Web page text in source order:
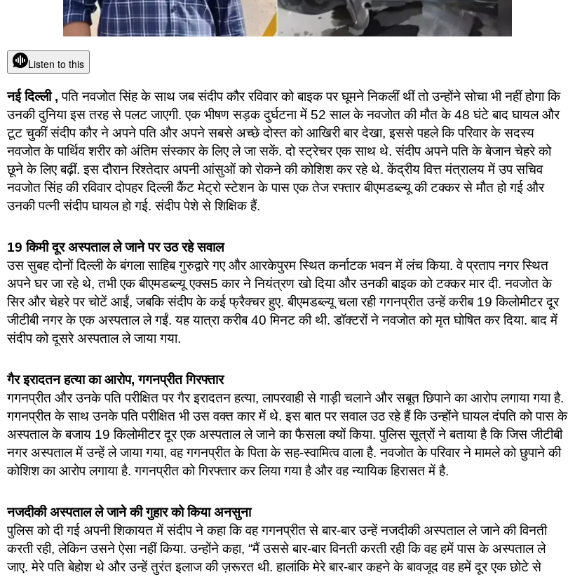
Listen to this
नई दिल्‍ली , पति नवजोत सिंह के साथ जब संदीप कौर रविवार को बाइक पर घूमने निकलीं थीं तो उन्‍होंने सोचा भी नहीं होगा कि
उनकी दुनिया इस तरह से पलट जाएगी. एक भीषण सड़क दुर्घटना में 52 साल के नवजोत की मौत के 48 घंटे बाद घायल और
टूट चुकीं संदीप कौर ने अपने पति और अपने सबसे अच्छे दोस्त को आखिरी बार देखा, इससे पहले कि परिवार के सदस्य
नवजोत के पार्थिव शरीर को अंतिम संस्कार के लिए ले जा सकें. दो स्ट्रेचर एक साथ थे. संदीप अपने पति के बेजान चेहरे को
छूने के लिए बढ़ीं. इस दौरान रिश्तेदार अपनी आंसुओं को रोकने की कोशिश कर रहे थे. केंद्रीय वित्त मंत्रालय में उप सचिव
नवजोत सिंह की रविवार दोपहर दिल्ली कैंट मेट्रो स्टेशन के पास एक तेज रफ्तार बीएमडब्ल्यू की टक्कर से मौत हो गई और
उनकी पत्नी संदीप घायल हो गई. संदीप पेशे से शिक्षिक हैं.
19 किमी दूर अस्‍पताल ले जाने पर उठ रहे सवाल
उस सुबह दोनों दिल्ली के बंगला साहिब गुरुद्वारे गए और आरकेपुरम स्थित कर्नाटक भवन में लंच किया. वे प्रताप नगर स्थित
अपने घर जा रहे थे, तभी एक बीएमडब्ल्यू एक्स5 कार ने नियंत्रण खो दिया और उनकी बाइक को टक्कर मार दी. नवजोत के
सिर और चेहरे पर चोटें आईं, जबकि संदीप के कई फ्रैक्चर हुए. बीएमडब्ल्यू चला रही गगनप्रीत उन्हें करीब 19 किलोमीटर दूर
जीटीबी नगर के एक अस्पताल ले गईं. यह यात्रा करीब 40 मिनट की थी. डॉक्टरों ने नवजोत को मृत घोषित कर दिया. बाद में
संदीप को दूसरे अस्पताल ले जाया गया.
गैर इरादतन हत्‍या का आरोप, गगनप्रीत गिरफ्तार
गगनप्रीत और उनके पति परीक्षित पर गैर इरादतन हत्या, लापरवाही से गाड़ी चलाने और सबूत छिपाने का आरोप लगाया गया है.
गगनप्रीत के साथ उनके पति परीक्षित भी उस वक्‍त कार में थे. इस बात पर सवाल उठ रहे हैं कि उन्होंने घायल दंपति को पास के
अस्पताल के बजाय 19 किलोमीटर दूर एक अस्पताल ले जाने का फैसला क्यों किया. पुलिस सूत्रों ने बताया है कि जिस जीटीबी
नगर अस्पताल में उन्हें ले जाया गया, वह गगनप्रीत के पिता के सह-स्वामित्व वाला है. नवजोत के परिवार ने मामले को छुपाने की
कोशिश का आरोप लगाया है. गगनप्रीत को गिरफ्तार कर लिया गया है और वह न्यायिक हिरासत में है.
नजदीकी अस्‍पताल ले जाने की गुहार को किया अनसुना
पुलिस को दी गई अपनी शिकायत में संदीप ने कहा कि वह गगनप्रीत से बार-बार उन्हें नजदीकी अस्पताल ले जाने की विनती
करती रही, लेकिन उसने ऐसा नहीं किया. उन्‍होंने कहा, “मैं उससे बार-बार विनती करती रही कि वह हमें पास के अस्पताल ले
जाए. मेरे पति बेहोश थे और उन्हें तुरंत इलाज की ज़रूरत थी. हालांकि मेरे बार-बार कहने के बावजूद वह हमें दूर एक छोटे से